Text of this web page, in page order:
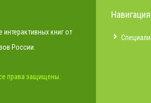
книг от
России.
права защищены.
Навигация